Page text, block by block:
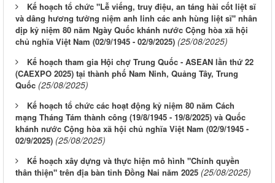
Kế hoạch tổ chức "Lễ viếng, truy điệu, an táng hài cốt liệt sĩ
và dâng hương tưởng niệm anh linh các anh hùng liệt sĩ" nhân
dịp kỷ niệm 80 năm Ngày Quốc khánh nước Cộng hòa xã hội
chủ nghĩa Việt Nam (02/9/1945 - 02/9/2025) (25/08/2025)
Kế hoạch tham gia Hội chợ Trung Quốc - ASEAN lần thứ 22
(CAEXPO 2025) tại thành phố Nam Ninh, Quảng Tây, Trung
Quốc (25/08/2025)
Kế hoạch tổ chức các hoạt động kỷ niệm 80 năm Cách
mạng Tháng Tám thành công (19/8/1945 - 19/8/2025) và Quốc
khánh nước Cộng hòa xã hội chủ nghĩa Việt Nam (02/9/1945 -
02/9/2025) (25/08/2025)
Kế hoạch xây dựng và thực hiện mô hình "Chính quyền
thân thiện" trên địa bàn tỉnh Đồng Nai năm 2025 (25/08/2025)